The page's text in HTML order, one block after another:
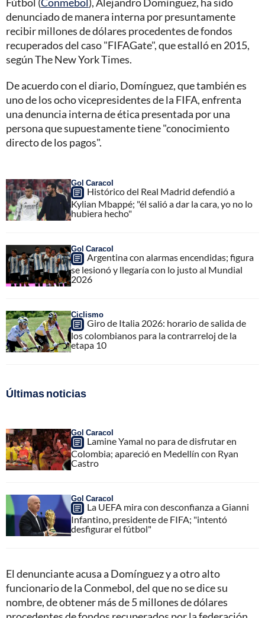
denunciado de manera interna por presuntamente
recibir millones de dólares procedentes de fondos
recuperados del caso "FIFAGate", que estalló en 2015,
según The New York Times.
De acuerdo con el diario, Domínguez, que también es
uno de los ocho vicepresidentes de la FIFA, enfrenta
una denuncia interna de ética presentada por una
persona que supuestamente tiene "conocimiento
directo de los pagos".
Gol Caracol
Histórico del Real Madrid defendió a
Kylian Mbappé; "él salió a dar la cara, yo no lo
hubiera hecho"
Gol Caracol
Argentina con alarmas encendidas; figura
se lesionó y llegaría con lo justo al Mundial
2026
Ciclismo
Giro de Italia 2026: horario de salida de
los colombianos para la contrarreloj de la
etapa 10
Últimas noticias
Gol Caracol
Lamine Yamal no para de disfrutar en
Colombia; apareció en Medellín con Ryan
Castro
Gol Caracol
La UEFA mira con desconfianza a Gianni
Infantino, presidente de FIFA; "intentó
desfigurar el fútbol"
El denunciante acusa a Domínguez y a otro alto
funcionario de la Conmebol, del que no se dice su
nombre, de obtener más de 5 millones de dólares